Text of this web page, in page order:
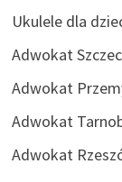
Ukulele dla
Adwokat
Adwokat
Adwokat
Adwokat